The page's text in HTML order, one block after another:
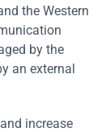
the Western
by the
an external
increase